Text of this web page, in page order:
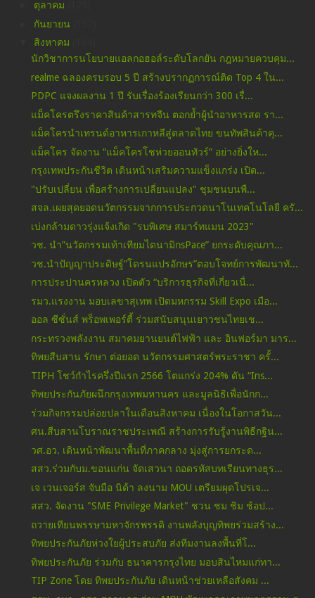
ตุลาคม
กันยายน
สิงหาคม
นักวิชาการนโยบายแอลกอฮอล์ระดับโลกยัน กฎหมายควบคุม...
realme ฉลองครบรอบ 5 ปี สร้างปรากฏการณ์ติด Top 4 ใน...
PDPC แจงผลงาน 1 ปี รับเรื่องร้องเรียนกว่า 300 เรื่...
แม็คโครตรึงราคาสินค้าสารทจีน ตอกย้ำผู้นำอาหารสด รา...
แม็คโครนำเทรนด์อาหารเกาหลีสู่ตลาดไทย ขนทัพสินค้าคุ...
แม็คโคร จัดงาน “แม็คโครโชห่วยออนทัวร์” อย่างยิ่งให...
กรุงเทพประกันชีวิต เดินหน้าเสริมความแข็งแกร่ง เปิด...
"ปรับเปลี่ยน เพื่อสร้างการเปลี่ยนแปลง" ชุมชนบนพื...
สจล.เผยสุดยอดนวัตกรรมจากการประกวดนาโนเทคโนโลยี ครั...
เบ่งกล้ามดาวรุ่งแจ้งเกิด "รบพิเศษ สมาร์ทแมน 2023"
วช. นำ”นวัตกรรมเท้าเทียมไดนามิกsPace” ยกระดับคุณภา...
วช.นำปัญญาประดิษฐ์”โดรนแปรอักษร”ตอบโจทย์การพัฒนาทั...
การประปานครหลวง เปิดตัว “บริการธุรกิจที่เกี่ยวเนื่...
รมว.แรงงาน มอบเลขาสุเทพ เปิดมหกรรม Skill Expo เมือ...
ออล ซีซั่นส์ พร็อพเพอร์ตี้ ร่วมสนับสนุนเยาวชนไทยเช...
กระทรวงพลังงาน สมาคมยานยนต์ไฟฟ้า และ อินฟอร์มา มาร...
ทิพยสืบสาน รักษา ต่อยอด นวัตกรรมศาสตร์พระราชา ครั้...
TIPH โชว์กำไรครึ่งปีแรก 2566 โตแกร่ง 204% ดัน “Ins...
ทิพยประกันภัยผนึกกรุงเทพมหานคร และมูลนิธิเพื่อนักก...
ร่วมกิจกรรมปล่อยปลาในเดือนสิงหาคม เนื่องในโอกาสวัน...
ศน.สืบสานโบราณราชประเพณี สร้างการรับรู้งานพิธีกฐิน...
วศ.อว. เดินหน้าพัฒนาพื้นที่ภาคกลาง มุ่งสู่การยกระด...
สสว.ร่วมกับม.ขอนแก่น จัดเสวนา ถอดรหัสบทเรียนทางธุร...
เจ เวนเจอร์ส จับมือ นิด้า ลงนาม MOU เตรียมผุดโปรเจ...
สสว. จัดงาน "SME Privilege Market" ชวน ชม ชิม ช้อป...
ถวายเทียนพรรษามหาจักรพรรดิ งานพลังบุญทิพยร่วมสร้าง...
ทิพยประกันภัยห่วงใยผู้ประสบภัย ส่งทีมงานลงพื้นที่โ...
ทิพยประกันภัย ร่วมกับ ธนาคารกรุงไทย มอบสินไหมแก่ทา...
TIP Zone โดย ทิพยประกันภัย เดินหน้าช่วยเหลือสังคม ...